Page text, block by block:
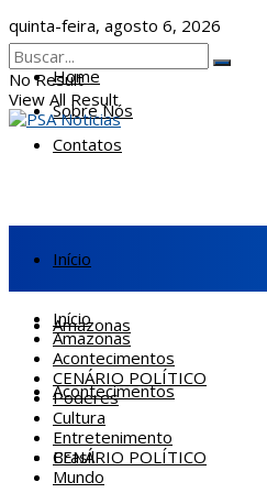
quinta-feira, agosto 6, 2026
Home
Sobre Nós
Contatos
No Result
View All Result
Início
Amazonas
Acontecimentos
CENÁRIO POLÍTICO
Início
Amazonas
Acontecimentos
CENÁRIO POLÍTICO
Poderes
Cultura
Entretenimento
Brasil
Mundo